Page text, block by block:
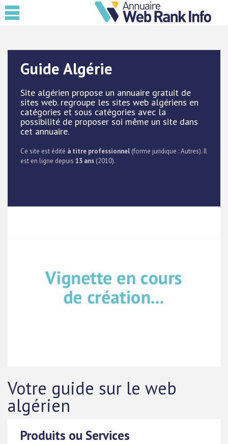
Guide Algérie
Site algérien propose un annuaire gratuit de
sites web. regroupe les sites web algériens en
catégories et sous catégories avec la
possibilité de proposer soi même un site dans
cet annuaire.
Ce site est édité à titre professionnel (forme juridique : Autres). Il
est en ligne depuis 13 ans (2010).
Votre guide sur le web
algérien
Produits ou Services